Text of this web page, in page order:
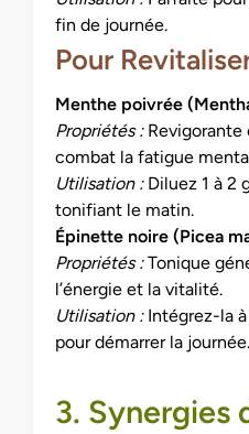
fin de journée.
Pour
Menthe poivrée
Propriétés :Revigorante
combat la fatigue
Utilisation :Diluez 1 à 2
tonifiant le matin.
Épinette noire (Picea
Propriétés :Tonique
l’énergie et la vitalité.
Utilisation :Intégrez-la à
pour démarrer la journée.
3. Synergies